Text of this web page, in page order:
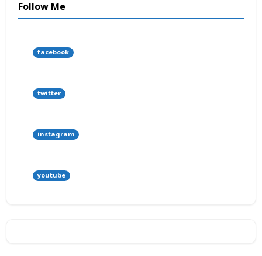
Follow Me
facebook
twitter
instagram
youtube